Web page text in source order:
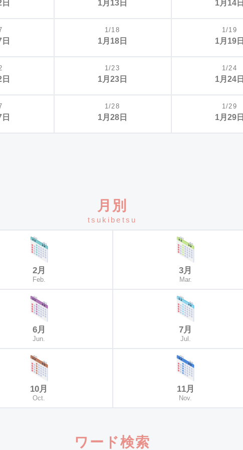
1月13日 1月14日
1/18
1月18日
1/19
1月19日
1/23
1月23日
1/24
1月24日
1/28
1月28日
1/29
1月29日
月別
tsukibetsu
2月
Feb.
3月
Mar.
6月
Jun.
7月
Jul.
10月
Oct.
11月
Nov.
ワード検索